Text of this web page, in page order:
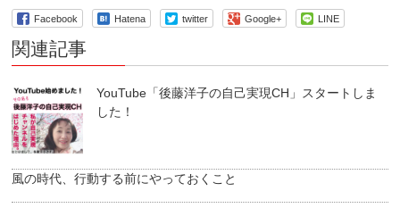
Facebook Hatena twitter Google+ LINE
関連記事
YouTube「後藤洋子の自己実現CH」スタートしま
した！
風の時代、行動する前にやっておくこと